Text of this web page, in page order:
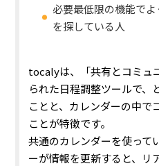
必要最低限の機能で
を探している人
tocalyは、「共有とコミュ
られた日程調整ツールで、
ことと、カレンダーの中で
ことが特徴です。
共通のカレンダーを使って
ーが情報を更新すると、リ